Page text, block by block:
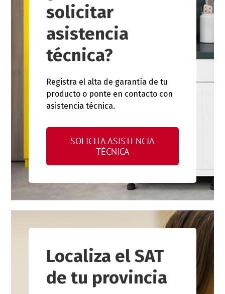
solicitar
asistencia
técnica?
Registra el alta de garantía de tu
producto o ponte en contacto con
asistencia técnica.
SOLICITA ASISTENCIA
TÉCNICA
Localiza el SAT
de tu provincia